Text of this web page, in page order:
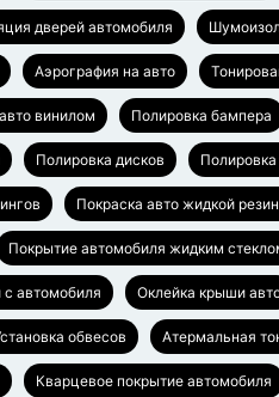
дверей автомобиля
Аэрография на авто
винилом Полировка бампера
Полировка дисков
Покраска авто жидкой
Покрытие автомобиля жидким
с автомобиля Оклейка крыши
обвесов Атермальная
Кварцевое покрытие автомобиля